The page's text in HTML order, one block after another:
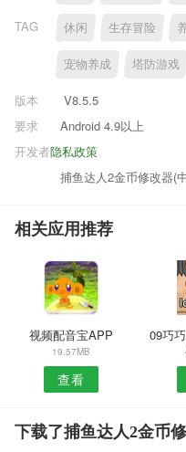
TAG 休闲 生存冒险
宠物养成 塔防游戏
版本
V8.5.5
要求
Android 4.9以上
隐私政策
开发者
捕鱼达人2金币修改器(
相关应用推荐
视频配音宝APP
19.57MB
查看
09巧
下载了捕鱼达人2金币